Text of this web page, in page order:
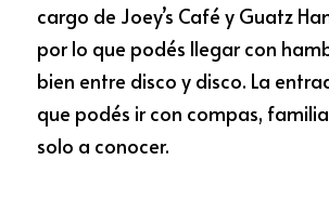
cargo de Joey’s Café y Guatz
por lo que podés llegar con
bien entre disco y disco. La
que podés ir con compas,
solo a conocer.